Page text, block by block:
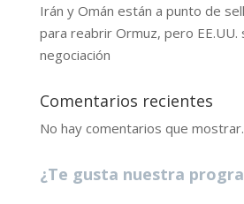
Irán y Omán están a punto de
para reabrir Ormuz, pero EE.UU.
negociación
Comentarios recientes
No hay comentarios que mostrar.
¿Te gusta nuestra